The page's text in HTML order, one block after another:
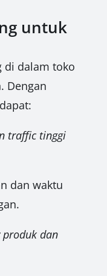
untuk
di dalam toko
Dengan
traffic tinggi
dan waktu
dan